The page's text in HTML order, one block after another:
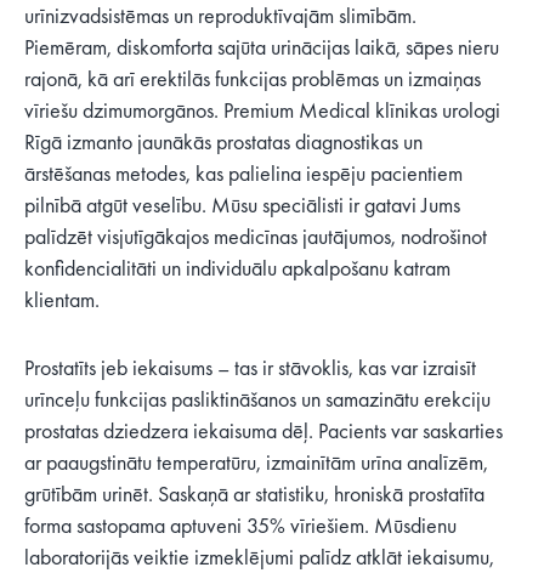
urīnizvadsistēmas un reproduktīvajām slimībām.
Piemēram, diskomforta sajūta urinācijas laikā, sāpes nieru
rajonā, kā arī erektilās funkcijas problēmas un izmaiņas
vīriešu dzimumorgānos. Premium Medical klīnikas urologi
Rīgā izmanto jaunākās prostatas diagnostikas un
ārstēšanas metodes, kas palielina iespēju pacientiem
pilnībā atgūt veselību. Mūsu speciālisti ir gatavi Jums
palīdzēt visjutīgākajos medicīnas jautājumos, nodrošinot
konfidencialitāti un individuālu apkalpošanu katram
klientam.
Prostatīts jeb iekaisums – tas ir stāvoklis, kas var izraisīt
urīnceļu funkcijas pasliktināšanos un samazinātu erekciju
prostatas dziedzera iekaisuma dēļ. Pacients var saskarties
ar paaugstinātu temperatūru, izmainītām urīna analīzēm,
grūtībām urinēt. Saskaņā ar statistiku, hroniskā prostatīta
forma sastopama aptuveni 35% vīriešiem. Mūsdienu
laboratorijās veiktie izmeklējumi palīdz atklāt iekaisumu,